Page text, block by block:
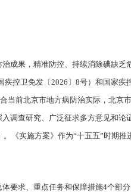
成果，精准防控、持续消除碘缺
控卫免发〔2026〕8号）和国家
当前北京市地方病防治实际，北
调查研究、广泛征求多方意见和
《实施方案》作为“十五五”时期
体要求、重点任务和保障措施4个部